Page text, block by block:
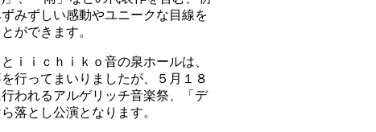
みずしい感動やユニークな目線を
ができます。
ｉｉｃｈｉｋｏ音の泉ホールは、
行ってまいりましたが、５月１８
われるアルゲリッチ音楽祭、「デ
落とし公演となります。